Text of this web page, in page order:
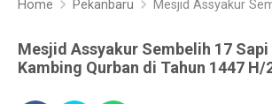
Home Pekanbaru Mesjid Assyakur Sembelih 17 Sapi dan 4
Mesjid Assyakur Sembelih 17 Sapi
Kambing Qurban di Tahun 1447 H/